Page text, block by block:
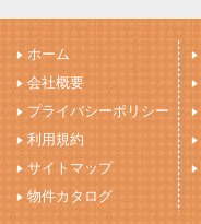
ホーム
会社概要
プライバシーポリシー
利用規約
サイトマップ
物件カタログ